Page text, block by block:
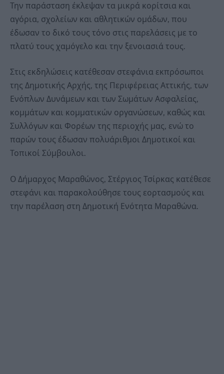
Την παράσταση έκλεψαν τα μικρά κορίτσια και
αγόρια, σχολείων και αθλητικών ομάδων, που
έδωσαν το δικό τους τόνο στις παρελάσεις με το
πλατύ τους χαμόγελο και την ξενοιασιά τους.
Στις εκδηλώσεις κατέθεσαν στεφάνια εκπρόσωποι
της Δημοτικής Αρχής, της Περιφέρειας Αττικής, των
Ενόπλων Δυνάμεων και των Σωμάτων Ασφαλείας,
κομμάτων και κομματικών οργανώσεων, καθώς και
Συλλόγων και Φορέων της περιοχής μας, ενώ το
παρών τους έδωσαν πολυάριθμοι Δημοτικοί και
Τοπικοί Σύμβουλοι.
Ο Δήμαρχος Μαραθώνος, Στέργιος Τσίρκας κατέθεσε
στεφάνι και παρακολούθησε τους εορτασμούς και
την παρέλαση στη Δημοτική Ενότητα Μαραθώνα.